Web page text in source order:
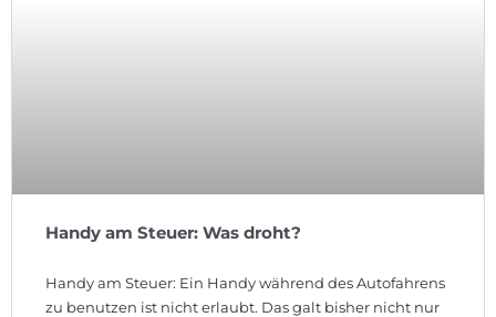
Handy am Steuer: Was droht?
Handy am Steuer: Ein Handy während des Autofahrens
zu benutzen ist nicht erlaubt. Das galt bisher nicht nur